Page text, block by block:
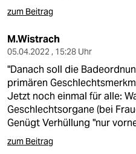
zum Beitrag
M.Wistrach
05.04.2022 , 15:28 Uhr
"Danach soll die
primären
Jetzt noch einmal für alle:
Geschlechtsorgane (bei
Genügt Verhüllung "nur
zum Beitrag